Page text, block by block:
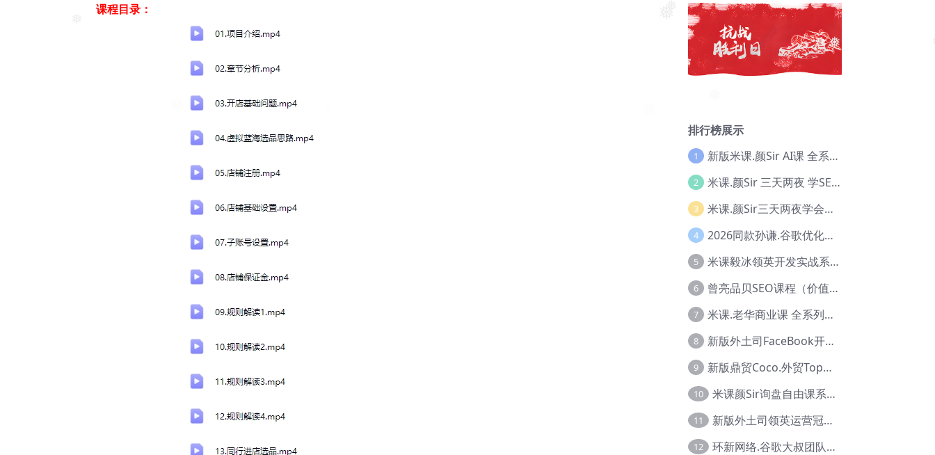
❅
课程目录：
排行榜展示
1 新版米课.颜Sir AI课 全系列实战教程，价值9800，跨境首选！【Ag-0052】
2 米课.颜Sir 三天两夜 学SEO系列教程，价值9600元，跨境人都在学 【Ag-0056】
3 米课.颜Sir三天两夜学会建站，价值6900，MI课甄选课程 【Ag-0055】
4 2026同款孙谦.谷歌优化师部落内部VIP实战教程|价值4999元全网独家解码（官方报名版本）【@034】
5 米课毅冰领英开发实战系列教程，价值3980，跨境必选【Ag-0049】
6 曾亮品贝SEO课程（价值：9800）品贝全系列教程 【Ab-0022】
7 米课.老华商业课 全系列实战教程，跨境电商必学，价值16900元【Ag-0053】
8 新版外土司FaceBook开发冠军全系列教程【Ab-0021】
9 新版鼎贸Coco.外贸Top业务课 (圈内首次独家解码|460节课)【Ag-0091】
10 米课颜Sir询盘自由课系列视频教程【Ag-0020】
11 新版外土司领英运营冠军【Ag-0047】
12 环新网络.谷歌大叔团队谷歌SEO实战教程【Ab-0024】